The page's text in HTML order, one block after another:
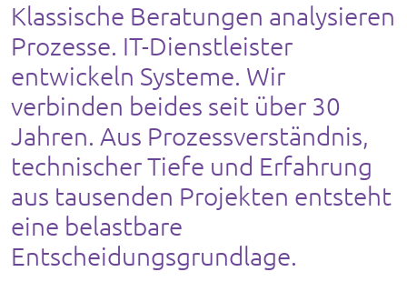
Klassische Beratungen analysieren
Prozesse. IT-Dienstleister
entwickeln Systeme. Wir
verbinden beides seit über 30
Jahren. Aus Prozessverständnis,
technischer Tiefe und Erfahrung
aus tausenden Projekten entsteht
eine belastbare
Entscheidungsgrundlage.